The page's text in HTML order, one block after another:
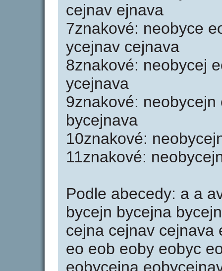
cejnav ejnava
7znakové: neobyce
ycejnav cejnava
8znakové: neobycej
ycejnava
9znakové:
bycejnava
10znakové:
11znakové:
Podle abecedy: a a
bycejn bycejna
cejna cejnav cejnava
eo eob eoby eobyc
eobycejna